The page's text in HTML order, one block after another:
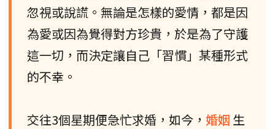
忽視或說謊。無論是怎樣的愛情，都是因
為愛或因為覺得對方珍貴，於是為了守護
這一切，而決定讓自己「習慣」某種形式
的不幸。
交往3個星期便急忙求婚，如今， 婚姻 生